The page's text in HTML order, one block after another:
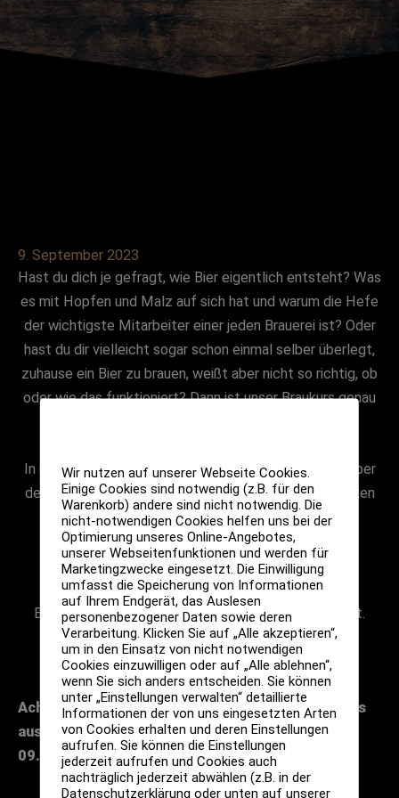
9. September 2023
Hast du dich je gefragt, wie Bier eigentlich entsteht? Was
es mit Hopfen und Malz auf sich hat und warum die Hefe
der wichtigste Mitarbeiter einer jeden Brauerei ist? Oder
hast du dir vielleicht sogar schon einmal selber überlegt,
zuhause ein Bier zu brauen, weißt aber nicht so richtig, ob
oder wie das funktioniert? Dann ist unser Braukurs genau
In unseren Braukursen erfahren die Teilnehmer alles über
den Brauprozess, die Rohstoffe und die Besonderheiten
einzelner Bierstile.
Jeden ersten Samstag im Monat findet bei uns ein
öffentlicher Braukurs statt, für den du dich als
Einzelperson oder mit einer Gruppe anmelden kannst.
Achtung!!! Im September 2023 findet der Braukurs
ausnahmsweise am 2. Samstag statt, also am
09.09.2023!!!
Wir nutzen auf unserer Webseite Cookies.
Einige Cookies sind notwendig (z.B. für den
Warenkorb) andere sind nicht notwendig. Die
nicht-notwendigen Cookies helfen uns bei der
Optimierung unseres Online-Angebotes,
unserer Webseitenfunktionen und werden für
Marketingzwecke eingesetzt. Die Einwilligung
umfasst die Speicherung von Informationen
auf Ihrem Endgerät, das Auslesen
personenbezogener Daten sowie deren
Verarbeitung. Klicken Sie auf „Alle akzeptieren“,
um in den Einsatz von nicht notwendigen
Cookies einzuwilligen oder auf „Alle ablehnen“,
wenn Sie sich anders entscheiden. Sie können
unter „Einstellungen verwalten“ detaillierte
Informationen der von uns eingesetzten Arten
von Cookies erhalten und deren Einstellungen
aufrufen. Sie können die Einstellungen
jederzeit aufrufen und Cookies auch
nachträglich jederzeit abwählen (z.B. in der
Datenschutzerklärung oder unten auf unserer